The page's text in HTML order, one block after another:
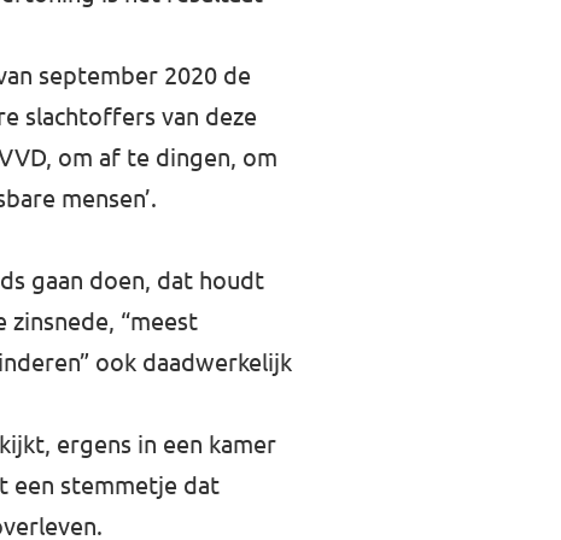
september 2020 de
slachtoffers van deze
om af te dingen, om
mensen’.
gaan doen, dat houdt
“meest
ook daadwerkelijk
ergens in een kamer
een stemmetje dat